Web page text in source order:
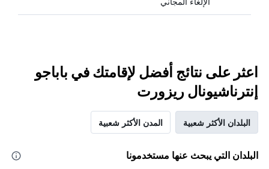
اعثر على نتائج أفضل لإقامتك في باباجو
إنترناشيونال ريزورت
البلدان الأكثر شعبية المدن الأكثر شعبية
البلدان التي يبحث عنها مستخدمونا